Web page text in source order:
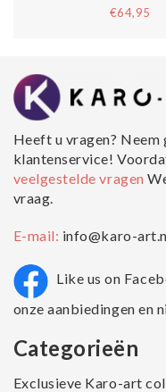
€64,95
Heeft u vragen?
klantenservice!
veelgestelde vragen
vraag.
E-mail: info@karo-
Like us on
onze aanbiedingen en
Categorieën
Exclusieve Karo-art